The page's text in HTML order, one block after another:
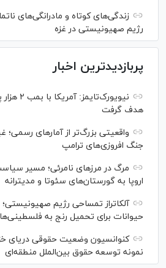
زندگی‌های کوتاه و مادرانگی‌های
رژیم صهیونیستی در غزه
پربازدیدترین اخبار
هدف گرفت
واقعیتی بزرگ‌تر از آمار‌های رسمی؛
جنگ افروزی‌های ترامپ
مرگ در مرز‌های نامرئی؛ مسیر
اروپا به گورستان‌های سئوتا و مدیترانه
آلکاتراز تمساحی رژیم صهیونیستی؛
حیوانات برای تحمیل رنج به فلسطینی‌ها
کنوانسیون وضعیت حقوقی دریای
نمونه توسعه حقوق بین‌الملل منطقه‌ای